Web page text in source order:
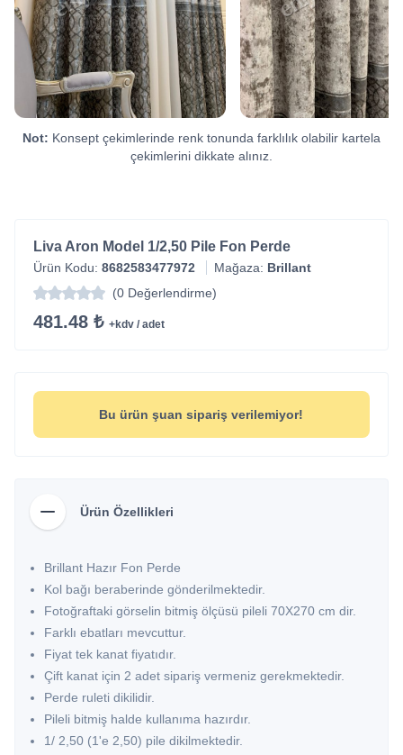
Not: Konsept çekimlerinde renk tonunda farklılık olabilir kartela
çekimlerini dikkate alınız.
Liva Aron Model 1/2,50 Pile Fon Perde
Ürün Kodu: 8682583477972 Mağaza: Brillant
(0 Değerlendirme)
481.48 ₺ +kdv / adet
Bu ürün şuan sipariş verilemiyor!
Ürün Özellikleri
Brillant Hazır Fon Perde
Kol bağı beraberinde gönderilmektedir.
Fotoğraftaki görselin bitmiş ölçüsü pileli 70X270 cm dir.
Farklı ebatları mevcuttur.
Fiyat tek kanat fiyatıdır.
Çift kanat için 2 adet sipariş vermeniz gerekmektedir.
Perde ruleti dikilidir.
Pileli bitmiş halde kullanıma hazırdır.
1/ 2,50 (1'e 2,50) pile dikilmektedir.